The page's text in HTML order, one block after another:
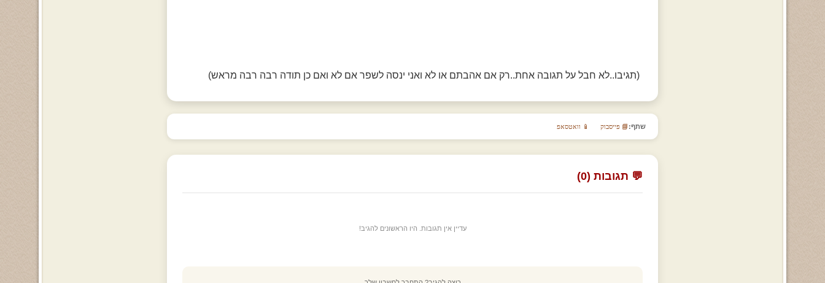
(תגיבו..לא חבל על תגובה אחת..רק אם אהבתם או לא ואני ינסה לשפר אם לא ואם כן תודה רבה רבה מראש)
שתף: 📘 פייסבוק 📱 וואטסאפ
💬 תגובות (0)
עדיין אין תגובות. היו הראשונים להגיב!